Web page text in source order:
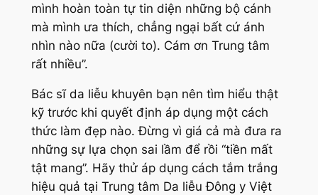
mình hoàn toàn tự tin diện những bộ cánh
mà mình ưa thích, chẳng ngại bất cứ ánh
nhìn nào nữa (cười to). Cám ơn Trung tâm
rất nhiều”.
Bác sĩ da liễu khuyên bạn nên tìm hiểu thật
kỹ trước khi quyết định áp dụng một cách
thức làm đẹp nào. Đừng vì giá cả mà đưa ra
những sự lựa chọn sai lầm để rồi “tiền mất
tật mang”. Hãy thử áp dụng cách tắm trắng
hiệu quả tại Trung tâm Da liễu Đông y Việt